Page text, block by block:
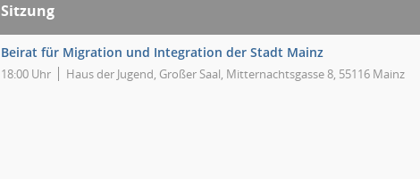
Sitzung
Beirat für Migration und Integration der Stadt Mainz
18:00 Uhr Haus der Jugend, Großer Saal, Mitternachtsgasse 8, 55116 Mainz